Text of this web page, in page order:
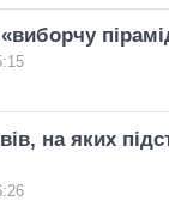
на яких